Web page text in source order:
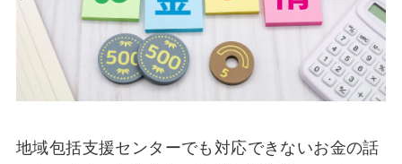
地域包括支援センターでも対応できないお金の話